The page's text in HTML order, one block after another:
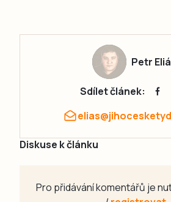
Petr
Sdílet článek:
Diskuse k článku
Pro přidávání komentářů je